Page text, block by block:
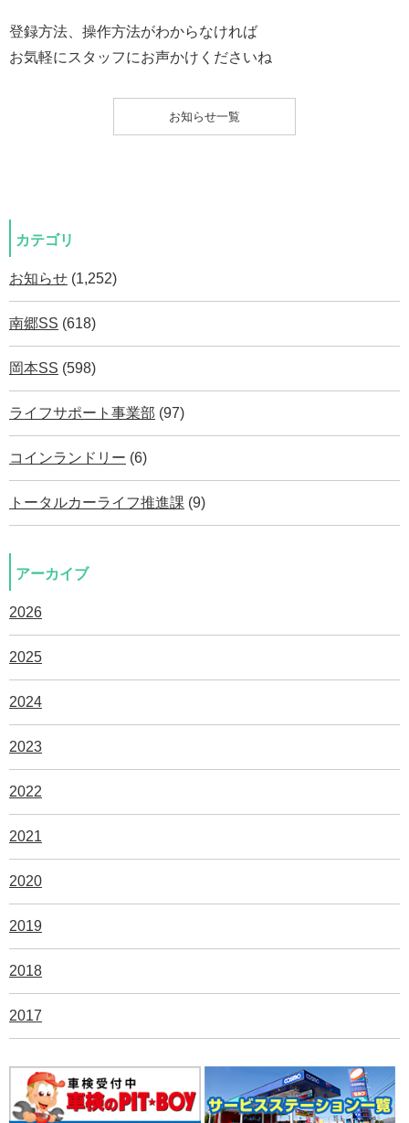
登録方法、操作方法がわからなければ
お気軽にスタッフにお声かけくださいね
お知らせ一覧
カテゴリ
お知らせ (1,252)
南郷SS (618)
岡本SS (598)
ライフサポート事業部 (97)
コインランドリー (6)
トータルカーライフ推進課 (9)
アーカイブ
2026
2025
2024
2023
2022
2021
2020
2019
2018
2017